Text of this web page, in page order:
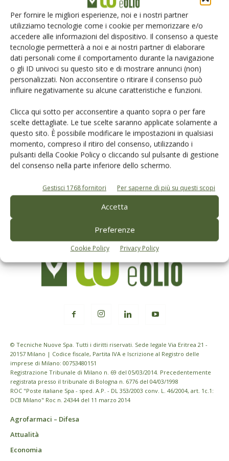
Per fornire le migliori esperienze, noi e i nostri partner
utilizziamo tecnologie come i cookie per memorizzare e/o
accedere alle informazioni del dispositivo. Il consenso a queste
tecnologie permetterà a noi e ai nostri partner di elaborare
dati personali come il comportamento durante la navigazione
o gli ID univoci su questo sito e di mostrare annunci (non)
personalizzati. Non acconsentire o ritirare il consenso può
influire negativamente su alcune caratteristiche e funzioni.
Clicca qui sotto per acconsentire a quanto sopra o per fare
scelte dettagliate. Le tue scelte saranno applicate solamente a
questo sito. È possibile modificare le impostazioni in qualsiasi
momento, compreso il ritiro del consenso, utilizzando i
pulsanti della Cookie Policy o cliccando sul pulsante di gestione
del consenso nella parte inferiore dello schermo.
Gestisci 1768 fornitori Per saperne di più su questi scopi
Accetta
Preferenze
Cookie Policy Privacy Policy
I consigli di Terra e Vita agli agricoltori
Cerca adesso
Rimani aggiornato sul mondo
dell’agricoltura
Iscriviti alle nostre newsletter
© Tecniche Nuove Spa. Tutti i diritti riservati. Sede legale Via Eritrea 21 -
20157 Milano | Codice fiscale, Partita IVA e Iscrizione al Registro delle
imprese di Milano: 00753480151
Registrazione Tribunale di Milano n. 69 del 05/03/2014. Precedentemente
registrata presso il tribunale di Bologna n. 6776 del 04/03/1998
ROC "Poste italiane Spa - sped. A.P. - DL 353/2003 conv. L. 46/2004, art. 1c.1:
DCB Milano" Roc n. 24344 del 11 marzo 2014
Agrofarmaci – Difesa
Attualità
Economia